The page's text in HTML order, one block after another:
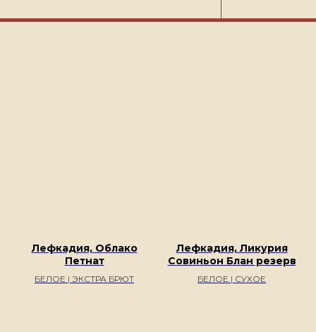
Лефкадия, Облако
Петнат
БЕЛОЕ | ЭКСТРА БРЮТ
Лефкадия, Ликурия
Совиньон Блан резерв
БЕЛОЕ | СУХОЕ